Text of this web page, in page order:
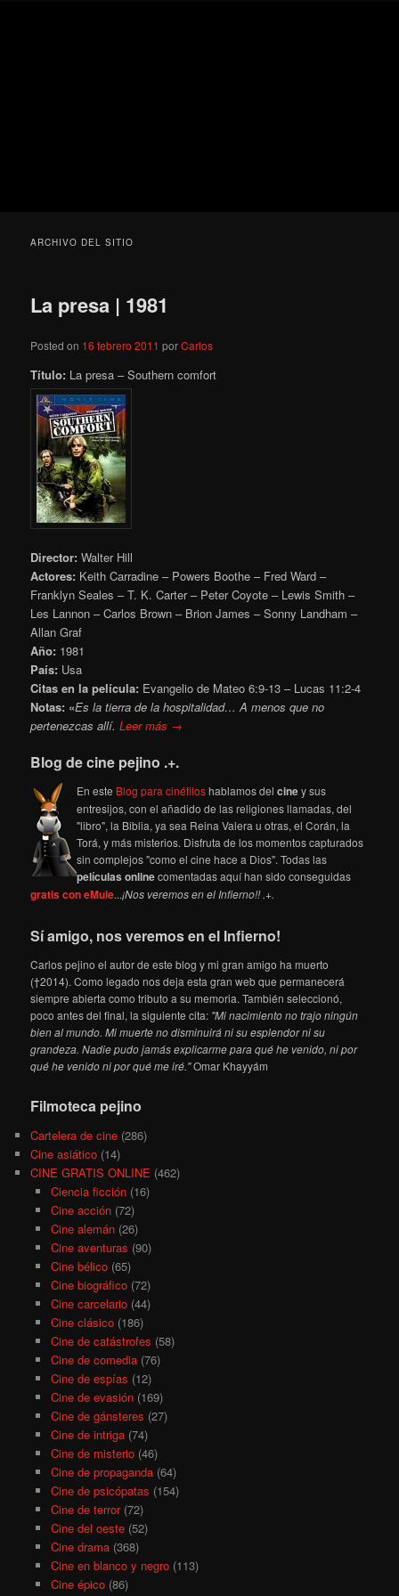
ARCHIVO DEL SITIO
La presa | 1981
Posted on 16 febrero 2011 porCarlos
Título: La presa – Southern comfort
Director: Walter Hill
Actores: Keith Carradine – Powers Boothe – Fred Ward –
Franklyn Seales – T. K. Carter – Peter Coyote – Lewis Smith –
Les Lannon – Carlos Brown – Brion James – Sonny Landham –
Allan Graf
Año: 1981
País: Usa
Citas en la película: Evangelio de Mateo 6:9-13 – Lucas 11:2-4
Notas: «Es la tierra de la hospitalidad… A menos que no
pertenezcas allí.Leer más →
Blog de cine pejino .+.
En este Blog para cinéfiloshablamos delciney sus
entresijos, con el añadido de las religiones llamadas, del
"libro", la Biblia, ya sea Reina Valera u otras, el Corán, la
Torá, y más misterios. Disfruta de los momentos capturados
sin complejos "como el cine hace a Dios". Todas las
películas onlinecomentadas aquí han sido conseguidas
gratis con eMule...¡Nos veremos en el Infierno!! .+.
Sí amigo, nos veremos en el Infierno!
Carlos pejino el autor de este blog y mi gran amigo ha muerto
(†2014). Como legado nos deja esta gran web que permanecerá
siempre abierta como tributo a su memoria. También seleccionó,
poco antes del final, la siguiente cita: "Mi nacimiento no trajo ningún
bien al mundo. Mi muerte no disminuirá ni su esplendor ni su
grandeza. Nadie pudo jamás explicarme para qué he venido, ni por
qué he venido ni por qué me iré."Omar Khayyám
Filmoteca pejino
Cartelera de cine (286)
Cine asiático (14)
CINE GRATIS ONLINE (462)
Ciencia ficción(16)
Cine acción(72)
Cine alemán(26)
Cine aventuras (90)
Cine bélico(65)
Cine biográfico(72)
Cine carcelario(44)
Cine clásico(186)
Cine de catástrofes (58)
Cine de comedia(76)
Cine de espías (12)
Cine de evasión(169)
Cine de gánsteres (27)
Cine de intriga(74)
Cine de misterio(46)
Cine de propaganda(64)
Cine de psicópatas (154)
Cine de terror(72)
Cine del oeste(52)
Cine drama(368)
Cine en blanco y negro(113)
Cine épico(86)